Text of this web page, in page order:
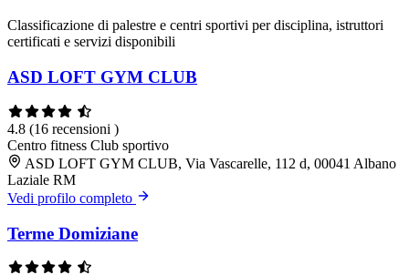
Classificazione di palestre e centri sportivi per disciplina, istruttori
certificati e servizi disponibili
ASD LOFT GYM CLUB
4.8 (16 recensioni )
Centro fitness Club sportivo
ASD LOFT GYM CLUB, Via Vascarelle, 112 d, 00041 Albano
Laziale RM
Vedi profilo completo
Terme Domiziane